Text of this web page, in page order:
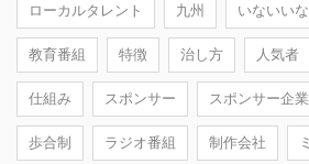
ローカルタレント 九州 いないい
教育番組 特徴 治し方 人気者
仕組み スポンサー スポンサー企業
歩合制 ラジオ番組 制作会社